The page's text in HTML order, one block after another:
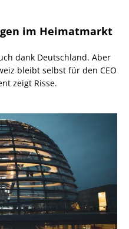
im Heimatmarkt
dank Deutschland. Aber
bleibt selbst für den CEO
zeigt Risse.